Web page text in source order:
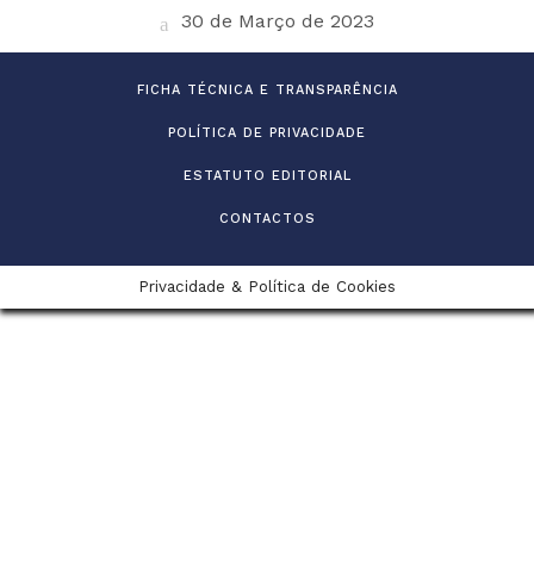
30 de Março de 2023
FICHA TÉCNICA E TRANSPARÊNCIA
POLÍTICA DE PRIVACIDADE
ESTATUTO EDITORIAL
CONTACTOS
Privacidade & Política de Cookies